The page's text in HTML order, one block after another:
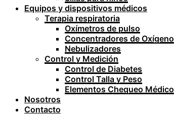
Equipos y dispositivos médicos
Terapia respiratoria
Oxímetros de pulso
Concentradores de Oxígeno
Nebulizadores
Control y Medición
Control de Diabetes
Control Talla y Peso
Elementos Chequeo Médico
Nosotros
Contacto